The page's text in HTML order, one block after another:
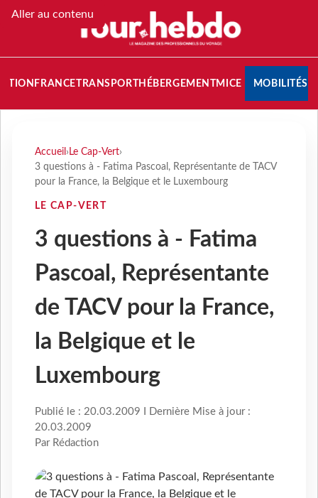
Aller au contenu
FRANCETRANSPORT HÉBERGEMENTMICE MOBILITÉS
Accueil › Le Cap-Vert›
3 questions à - Fatima Pascoal, Représentante de TACV
pour la France, la Belgique et le Luxembourg
LE CAP-VERT
3 questions à - Fatima
Pascoal, Représentante
de TACV pour la France,
la Belgique et le
Luxembourg
Publié le : 20.03.2009 I Dernière Mise à jour :
20.03.2009
Par Rédaction